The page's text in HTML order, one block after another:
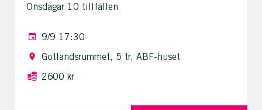
Onsdagar 10 tillfällen
9/9 17:30
Gotlandsrummet, 5 tr, ABF-huset
2600 kr